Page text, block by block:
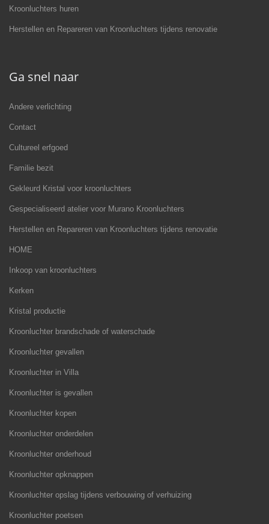
Kroonluchters huren
Herstellen en Repareren van Kroonluchters tijdens renovatie
Ga snel naar
Andere verlichting
Contact
Cultureel erfgoed
Familie bezit
Gekleurd Kristal voor kroonluchters
Gespecialiseerd atelier voor Murano Kroonluchters
Herstellen en Repareren van Kroonluchters tijdens renovatie
HOME
Inkoop van kroonluchters
Kerken
Kristal productie
Kroonluchter brandschade of waterschade
Kroonluchter gevallen
Kroonluchter in Villa
Kroonluchter is gevallen
Kroonluchter kopen
Kroonluchter onderdelen
Kroonluchter onderhoud
Kroonluchter opknappen
Kroonluchter opslag tijdens verbouwing of verhuizing
Kroonluchter poetsen